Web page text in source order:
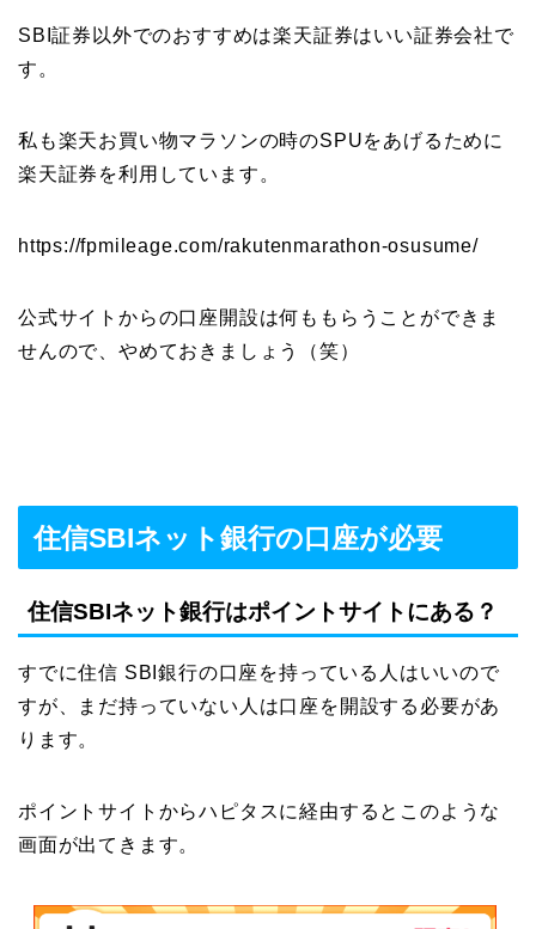
SBI証券以外でのおすすめは楽天証券はいい証券会社で
す。
私も楽天お買い物マラソンの時のSPUをあげるために
楽天証券を利用しています。
https://fpmileage.com/rakutenmarathon-osusume/
公式サイトからの口座開設は何ももらうことができま
せんので、やめておきましょう（笑）
住信SBIネット銀行の口座が必要
住信SBIネット銀行はポイントサイトにある？
すでに住信 SBI銀行の口座を持っている人はいいので
すが、まだ持っていない人は口座を開設する必要があ
ります。
ポイントサイトからハピタスに経由するとこのような
画面が出てきます。